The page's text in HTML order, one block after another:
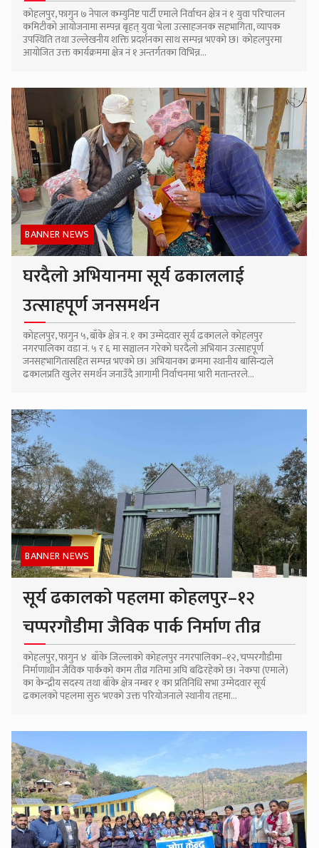
कोहलपुर, फागुन ७ नेपाल कम्युनिष्ट पार्टी एमाले निर्वाचन क्षेत्र नं १ युवा परिचालन
कमिटीको आयोजनामा सम्पन्न बृहत् युवा भेला उत्साहजनक सहभागिता, व्यापक
उपस्थिति तथा उल्लेखनीय शक्ति प्रदर्शनका साथ सम्पन्न भएको छ। कोहलपुरमा
आयोजित उक्त कार्यक्रममा क्षेत्र नं १ अन्तर्गतका विभिन्न...
BANNER NEWS
घरदैलो अभियानमा सूर्य ढकाललाई
उत्साहपूर्ण जनसमर्थन
कोहलपुर, फागुन ५, बाँके क्षेत्र नं. १ का उम्मेदवार सूर्य ढकालले कोहलपुर
नगरपालिका वडा नं. ५ र ६ मा सञ्चालन गरेको घरदैलो अभियान उत्साहपूर्ण
जनसहभागितासहित सम्पन्न भएको छ। अभियानका क्रममा स्थानीय बासिन्दाले
ढकालप्रति खुलेर समर्थन जनाउँदै आगामी निर्वाचनमा भारी मतान्तरले...
BANNER NEWS
सूर्य ढकालको पहलमा कोहलपुर–१२
चप्परगौडीमा जैविक पार्क निर्माण तीव्र
कोहलपुर, फागुन ४ बाँके जिल्लाको कोहलपुर नगरपालिका–१२, चप्परगौडीमा
निर्माणाधीन जैविक पार्कको काम तीव्र गतिमा अघि बढिरहेको छ। नेकपा (एमाले)
का केन्द्रीय सदस्य तथा बाँके क्षेत्र नम्बर १ का प्रतिनिधि सभा उम्मेदवार सूर्य
ढकालको पहलमा सुरु भएको उक्त परियोजनाले स्थानीय तहमा...